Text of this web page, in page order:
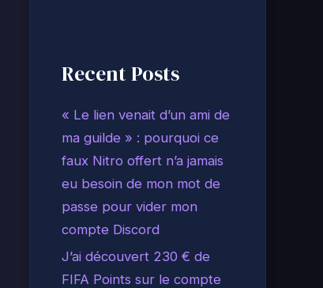
Recent Posts
« Le lien venait d’un ami de
ma guilde » : pourquoi ce
faux Nitro offert n’a jamais
eu besoin de mon mot de
passe pour vider mon
compte Discord
J’ai découvert 230 € de
FIFA Points sur le compte